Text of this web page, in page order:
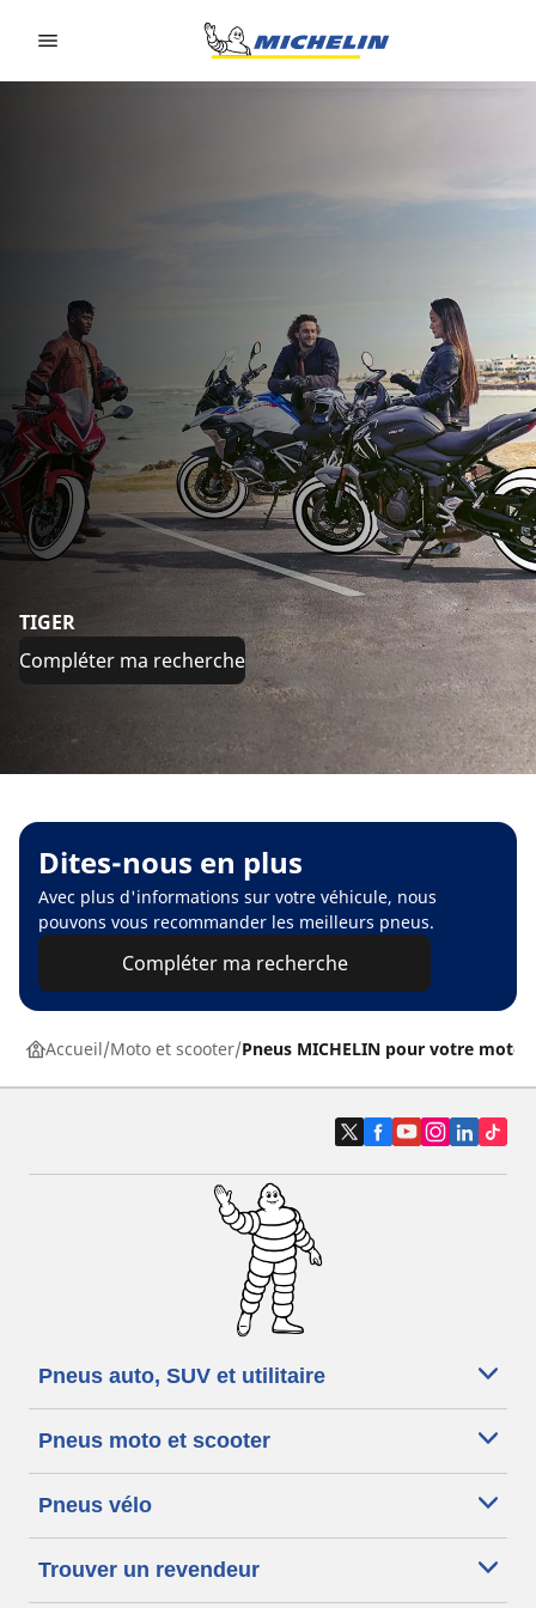
TIGER
Compléter ma recherche
Dites-nous en plus
Avec plus d'informations sur votre véhicule, nous
pouvons vous recommander les meilleurs pneus.
Compléter ma recherche
Accueil Moto et scooter Pneus MICHELIN pour votre moto
Pneus auto, SUV et utilitaire
Pneus moto et scooter
Pneus vélo
Trouver un revendeur